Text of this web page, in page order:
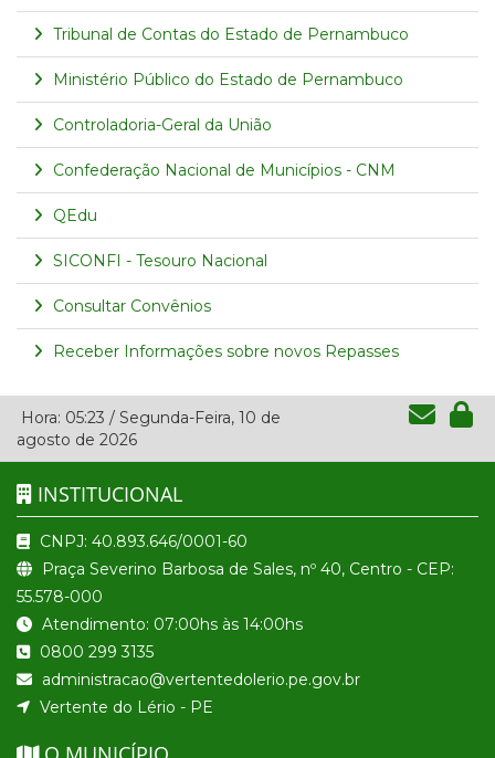
Tribunal de Contas do Estado de Pernambuco
Ministério Público do Estado de Pernambuco
Controladoria-Geral da União
Confederação Nacional de Municípios - CNM
QEdu
SICONFI - Tesouro Nacional
Consultar Convênios
Receber Informações sobre novos Repasses
Hora: 05:23 / Segunda-Feira, 10 de
agosto de 2026
INSTITUCIONAL
CNPJ: 40.893.646/0001-60
Praça Severino Barbosa de Sales, nº 40, Centro - CEP:
55.578-000
Atendimento: 07:00hs às 14:00hs
0800 299 3135
administracao@vertentedolerio.pe.gov.br
Vertente do Lério - PE